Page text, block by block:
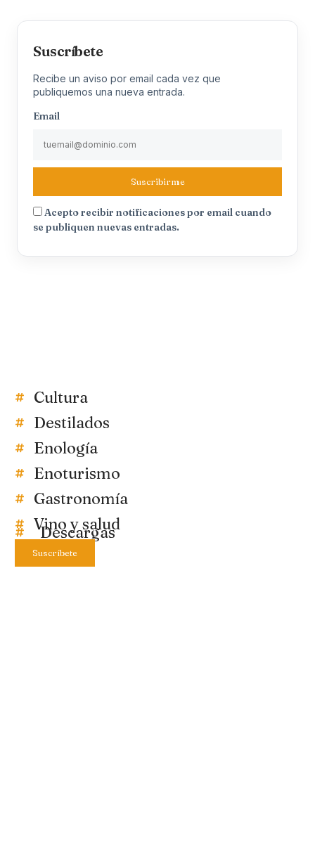
Suscríbete
Recibe un aviso por email cada vez que
publiquemos una nueva entrada.
Email
Suscribirme
Acepto recibir notificaciones por email cuando
se publiquen nuevas entradas.
Cultura
Destilados
Enología
Enoturismo
Gastronomía
Vino y salud
Descargas
Suscríbete